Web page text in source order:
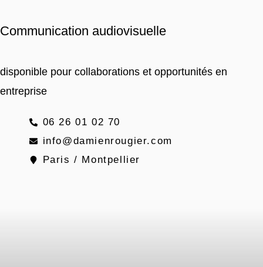
Communication audiovisuelle
disponible pour collaborations et opportunités en
entreprise
06 26 01 02 70
info@damienrougier.com
Paris / Montpellier